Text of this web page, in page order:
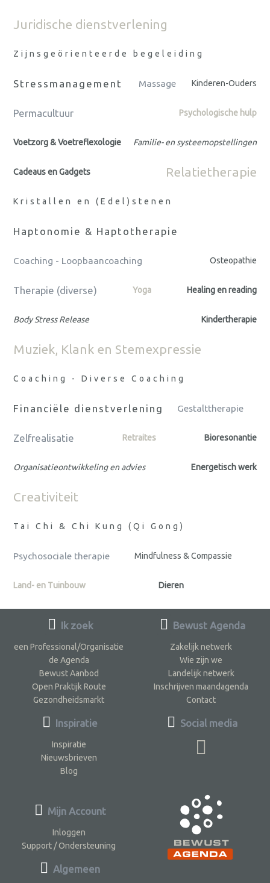
Juridische dienstverlening
Zijnsgeörienteerde begeleiding
Stressmanagement Massage Kinderen-Ouders
Permacultuur Psychologische hulp
Voetzorg & Voetreflexologie Familie- en systeemopstellingen
Cadeaus en Gadgets Relatietherapie
Kristallen en (Edel)stenen
Haptonomie & Haptotherapie
Coaching - Loopbaancoaching Osteopathie
Therapie (diverse) Yoga Healing en reading
Body Stress Release Kindertherapie
Muziek, Klank en Stemexpressie
Coaching - Diverse Coaching
Financiële dienstverlening Gestalttherapie
Zelfrealisatie Retraites Bioresonantie
Organisatieontwikkeling en advies Energetisch werk
Creativiteit
Tai Chi & Chi Kung (Qi Gong)
Psychosociale therapie Mindfulness & Compassie
Land- en Tuinbouw Dieren
Ik zoek
een Professional/Organisatie
de Agenda
Bewust Aanbod
Open Praktijk Route
Gezondheidsmarkt
Inspiratie
Inspiratie
Nieuwsbrieven
Blog
Bewust Agenda
Zakelijk netwerk
Wie zijn we
Landelijk netwerk
Inschrijven maandagenda
Contact
Social media
Mijn Account
Inloggen
Support / Ondersteuning
Algemeen